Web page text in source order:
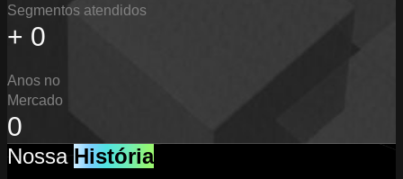
Segmentos atendidos
+ 0
Anos no
Mercado
0
Nossa História